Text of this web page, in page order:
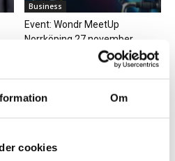
Om
cookies
Business
Event: Wondr MeetUp
Norrköping 27 november
Digitalt